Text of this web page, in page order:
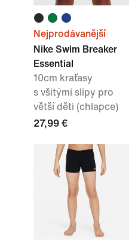
Nejprodávanější
Nike Swim Breaker
Essential
10cm kraťasy
s všitými slipy pro
větší děti (chlapce)
27,99 €